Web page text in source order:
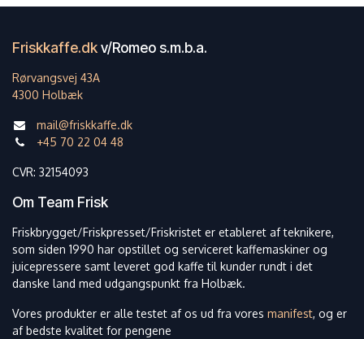
Friskkaffe.dkv/Romeo s.m.b.a.
Rørvangsvej 43A
4300 Holbæk
mail@friskkaffe.dk
+45 70 22 04 48
CVR: 32154093
Om Team Frisk
Friskbrygget/Friskpresset/Friskristet er etableret af teknikere,
som siden 1990 har opstillet og serviceret kaffemaskiner og
juicepressere samt leveret god kaffe til kunder rundt i det
danske land med udgangspunkt fra Holbæk.
Vores produkter er alle testet af os ud fra vores manifest, og er
af bedste kvalitet for pengene